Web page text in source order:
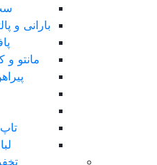
بارانی و
مانتو